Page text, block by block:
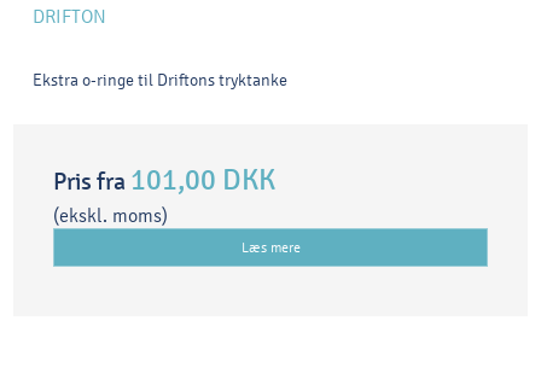
DRIFTON
Ekstra o-ringe til Driftons tryktanke
Pris fra 101,00 DKK
(ekskl. moms)
Læs mere